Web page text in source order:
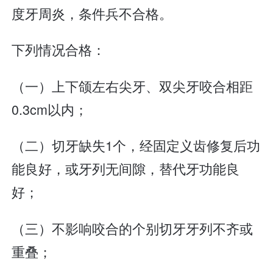
度牙周炎，条件兵不合格。
下列情况合格：
（一）上下颌左右尖牙、双尖牙咬合相距
0.3cm以内；
（二）切牙缺失1个，经固定义齿修复后功
能良好，或牙列无间隙，替代牙功能良
好；
（三）不影响咬合的个别切牙牙列不齐或
重叠；